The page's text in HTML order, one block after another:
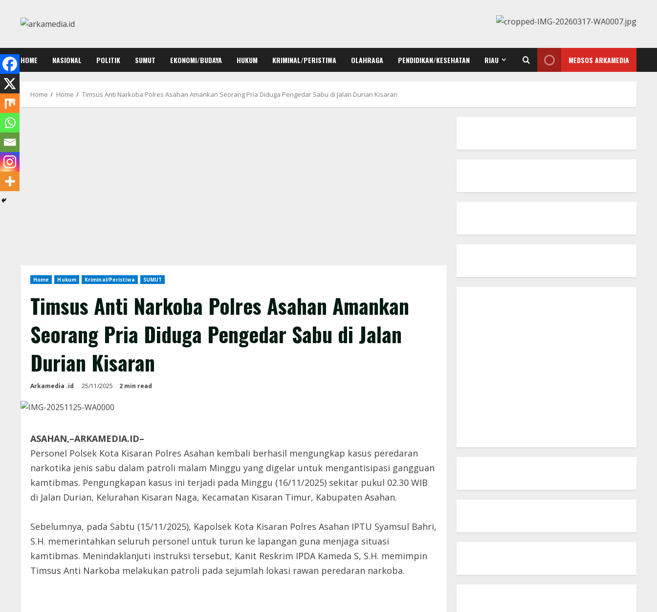
HOME NASIONAL POLITIK SUMUT EKONOMI/BUDAYA HUKUM KRIMINAL/PERISTIWA OLAHRAGA PENDIDIKAN/KESEHATAN RIAU MEDSOS ARKAMEDIA
Home Home Timsus Anti Narkoba Polres Asahan Amankan Seorang Pria Diduga Pengedar Sabu di Jalan Durian Kisaran
Home Hukum Kriminal/Peristiwa SUMUT
Timsus Anti Narkoba Polres Asahan Amankan
Seorang Pria Diduga Pengedar Sabu di Jalan
Durian Kisaran
Arkamedia .id 25/11/2025 2 min read
ASAHAN,–ARKAMEDIA.ID–
Personel Polsek Kota Kisaran Polres Asahan kembali berhasil mengungkap kasus peredaran
narkotika jenis sabu dalam patroli malam Minggu yang digelar untuk mengantisipasi gangguan
kamtibmas. Pengungkapan kasus ini terjadi pada Minggu (16/11/2025) sekitar pukul 02.30 WIB
di Jalan Durian, Kelurahan Kisaran Naga, Kecamatan Kisaran Timur, Kabupaten Asahan.
Sebelumnya, pada Sabtu (15/11/2025), Kapolsek Kota Kisaran Polres Asahan IPTU Syamsul Bahri,
S.H. memerintahkan seluruh personel untuk turun ke lapangan guna menjaga situasi
kamtibmas. Menindaklanjuti instruksi tersebut, Kanit Reskrim IPDA Kameda S, S.H. memimpin
Timsus Anti Narkoba melakukan patroli pada sejumlah lokasi rawan peredaran narkoba.